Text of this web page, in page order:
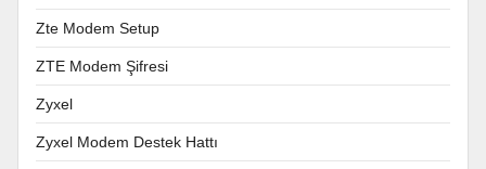
Zte Modem Setup
ZTE Modem Şifresi
Zyxel
Zyxel Modem Destek Hattı